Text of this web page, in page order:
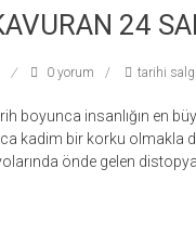
24
0 yorum tarihi
boyunca insanlığın en
kadim bir korku olmakla
önde gelen distopya